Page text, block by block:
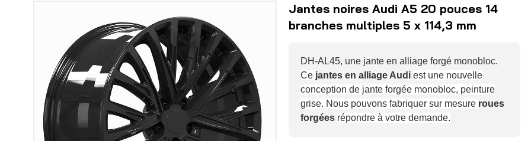
Jantes noires Audi A5 20 pouces 14
branches multiples 5 x 114,3 mm
DH-AL45, une jante en alliage forgé monobloc.
Ce jantes en alliage Audi est une nouvelle
conception de jante forgée monobloc, peinture
grise. Nous pouvons fabriquer sur mesure roues
forgées répondre à votre demande.